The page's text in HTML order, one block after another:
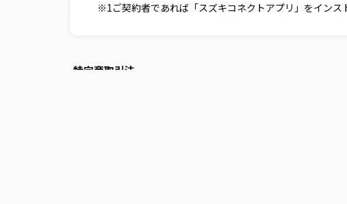
※1ご契約者であれば「スズキコネクトアプリ」をインス
特定商取引法